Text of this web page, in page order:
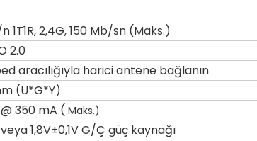
1T1R, 2,4G, 150 Mb/sn (Maks.)
2.0
aracılığıyla harici antene bağlanın
(U*G*Y)
350 mA ( Maks.)
1,8V±0,1V G/Ç güç kaynağı